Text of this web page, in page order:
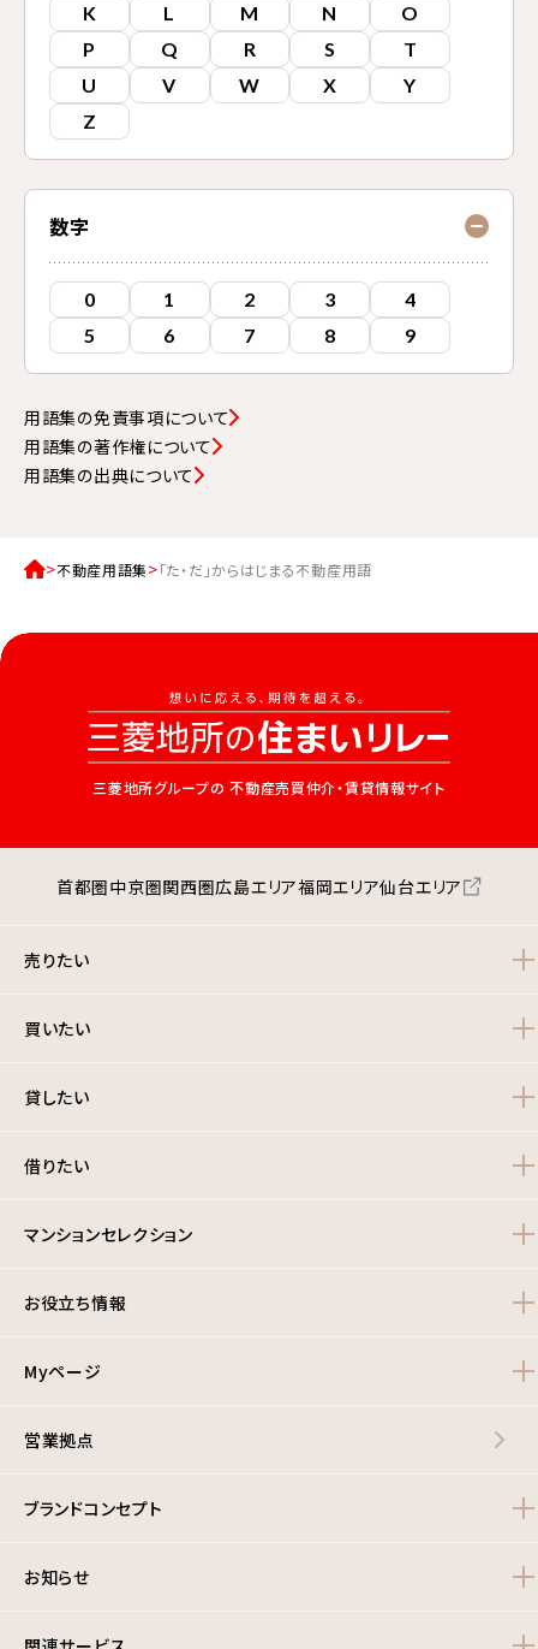
K
L M N
O
P
Q R S
T
U
V W X
Y
Z
数字
0 1 2 3
4
5
6 7 8 9
用語集の免責事項について
用語集の著作権について
用語集の出典について
不動産用語集 「た・だ」からはじまる不動産用語
三菱地所グループの 不動産売買仲介・賃貸情報サイト
首都圏中京圏関西圏広島エリア福岡エリア仙台エリア
売りたい
買いたい
貸したい
借りたい
マンションセレクション
お役立ち情報
Myページ
営業拠点
ブランドコンセプト
お知らせ